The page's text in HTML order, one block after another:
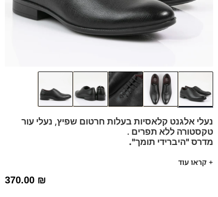
נעלי אלגנט קלאסיות בעלות חרטום שפיץ, נעלי עור
טקסטורה ללא תפרים .
מדרס "היברידי תומך".
בחירת הצוות:
+ קראו עוד
370.00 ₪